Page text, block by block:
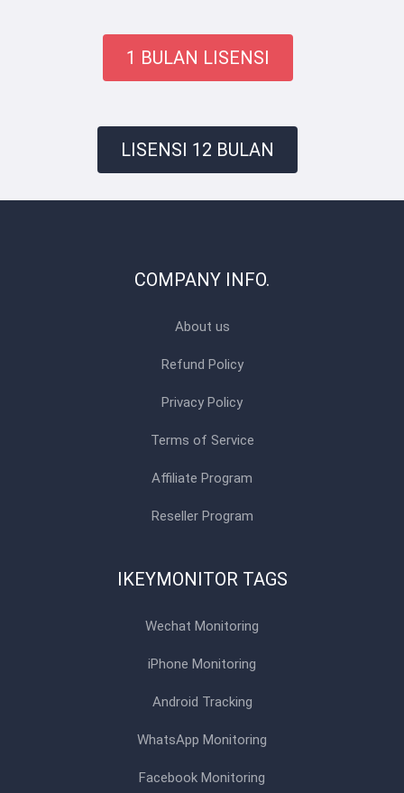
1 BULAN LISENSI
LISENSI 12 BULAN
COMPANY INFO.
About us
Refund Policy
Privacy Policy
Terms of Service
Affiliate Program
Reseller Program
IKEYMONITOR TAGS
Wechat Monitoring
iPhone Monitoring
Android Tracking
WhatsApp Monitoring
Facebook Monitoring